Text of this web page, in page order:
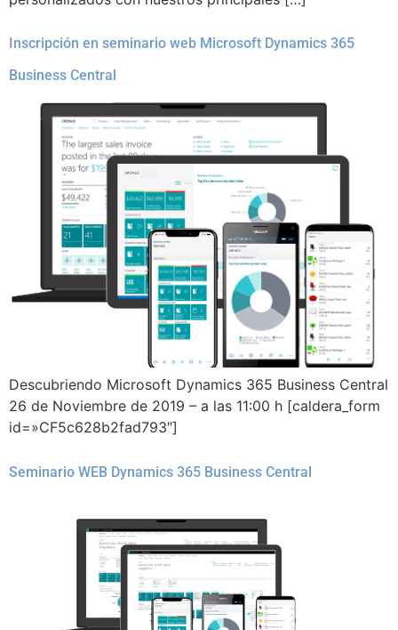
Inscripción en seminario web Microsoft Dynamics 365
Business Central
Descubriendo Microsoft Dynamics 365 Business Central
26 de Noviembre de 2019 – a las 11:00 h [caldera_form
id=»CF5c628b2fad793″]
Seminario WEB Dynamics 365 Business Central